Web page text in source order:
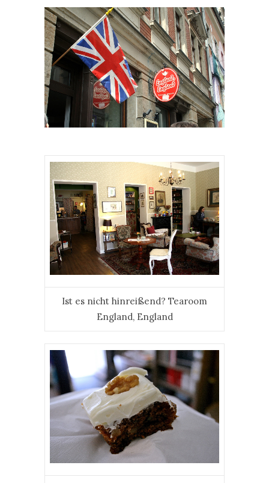
Ist es nicht hinreißend? Tearoom
England, England